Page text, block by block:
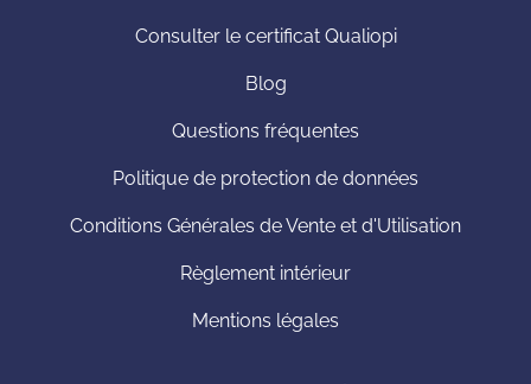
Consulter le certificat Qualiopi
Blog
Questions fréquentes
Politique de protection de données
Conditions Générales de Vente et d'Utilisation
Règlement intérieur
Mentions légales